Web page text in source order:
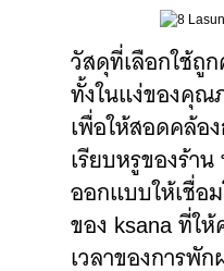
วัสดุที่เลือกใช้ถู
ทั้งในแง่ของคุณ
เพื่อให้สอดคล้อ
เรียบหรูของร้า
ออกแบบให้เชื่อ
ของ ksana ที่ใ
เวลาของการพั